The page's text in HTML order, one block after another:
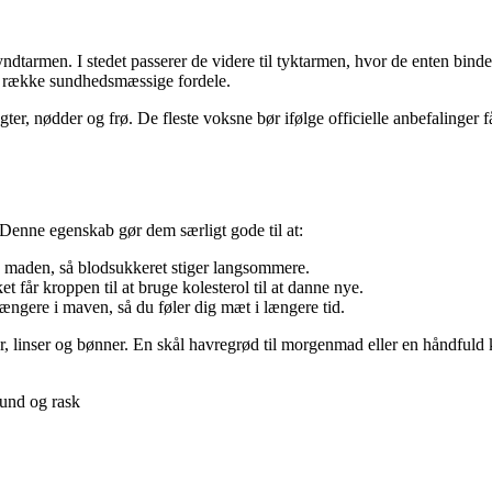
I stedet passerer de videre til tyktarmen, hvor de enten
sundhedsmæssige fordele.
nødder og frø. De fleste voksne bør ifølge officielle anbefalinger
egenskab gør dem særligt gode til at:
så blodsukkeret stiger langsommere.
får kroppen til at bruge kolesterol til at danne nye.
i maven, så du føler dig mæt i længere tid.
og bønner. En skål havregrød til morgenmad eller en
og rask